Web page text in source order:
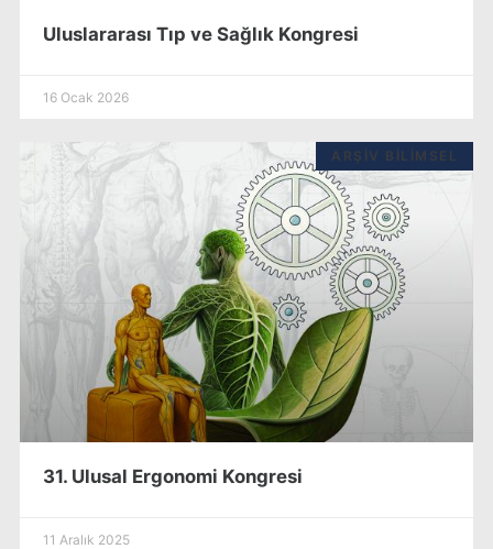
Uluslararası Tıp ve Sağlık Kongresi
16 Ocak 2026
ARŞIV BILIMSEL
31. Ulusal Ergonomi Kongresi
11 Aralık 2025